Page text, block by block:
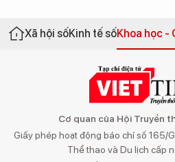
Xã hội sốKinh tế sốKhoa học -
Cơ quan của Hội Truyền
Giấy phép hoạt động báo chí số 165/
Thể thao và Du lịch cấp